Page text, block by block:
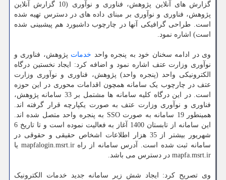
گزارش های آنلاین پژوهش، فناوری و نوآوری (10 گزارش آنلاین
پژوهش، فناوری و نوآوری بر مبنای داده های در دسترس تهیه شده
است. طراحی گرافیکی آنها در چارچوب داشبورد هم پیشبینی شده
است) اشاره نمود.
وی در ادامه سخنان خود به پنجره واحد خدمات پژوهش، فناوری و
نوآوری وزارت عتف اشاره نمود و اضافه کرد: ایجاد نخستین درگاه
الکترونیکی واحد (پنجره واحد) پژوهش، فناوری و نوآوری وزارت
عتف در چارچوب یک سامانه همچون اقدامات محوری در این حوزه
است. در این درگاه کلیه سامانه ها مشتمل بر 33 سامانه پژوهش،
فناوری و نوآوری وزارت عتف به صورت یکپارچه قرار گرفته اند.
همینطور 19 سامانه به صورت SSO به پنجره واحد متصل شده اند.
این سامانه از تابستان 1400 آغاز به فعالیت نموده است و تا تاریخ 6
شهریور بیشتر از 35 هزار اطلاعات اشخاص حقیقی و حقوقی در
سامانه ثبت شده است. آدرس سامانه از راه mapfalogin.msrt.ir یا
mapfa.msrt.ir در دسترس می باشد.
وی تصریح کرد: ایجاد شش زیر سامانه جدید خدمات الکترونیک